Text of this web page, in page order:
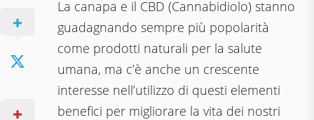
La canapa e il CBD (Cannabidiolo) stanno
guadagnando sempre più popolarità
come prodotti naturali per la salute
umana, ma c’è anche un crescente
interesse nell’utilizzo di questi elementi
benefici per migliorare la vita dei nostri